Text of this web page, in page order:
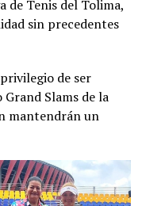
de Tenis del Tolima,
sin precedentes
de ser
Slams de la
mantendrán un